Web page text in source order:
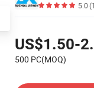
5.0
US$1.50-
500 PC(MOQ)